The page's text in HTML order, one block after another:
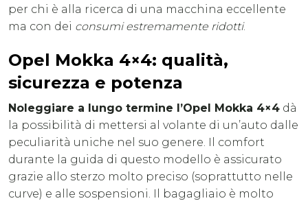
per chi è alla ricerca di una macchina eccellente
ma con dei consumi estremamente ridotti.
Opel Mokka 4×4: qualità,
sicurezza e potenza
Noleggiare a lungo termine l’Opel Mokka 4×4 dà
la possibilità di mettersi al volante di un’auto dalle
peculiarità uniche nel suo genere. Il comfort
durante la guida di questo modello è assicurato
grazie allo sterzo molto preciso (soprattutto nelle
curve) e alle sospensioni. Il bagagliaio è molto